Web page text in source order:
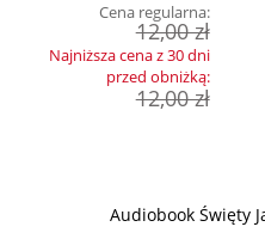
Cena regularna:
12,00 zł
Najniższa cena z 30 dni
przed obniżką:
12,00 zł
Audiobook Święty